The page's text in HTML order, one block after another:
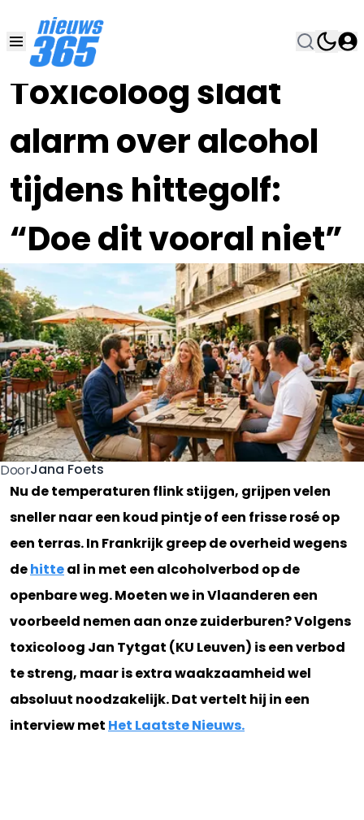
Toxicoloog slaat
alarm over alcohol
tijdens hittegolf:
“Doe dit vooral niet”
22 JUN , 19:00•
DoorJana Foets
Nu de temperaturen flink stijgen, grijpen velen
sneller naar een koud pintje of een frisse rosé op
een terras. In Frankrijk greep de overheid wegens
dehitteal in met een alcoholverbod op de
openbare weg. Moeten we in Vlaanderen een
voorbeeld nemen aan onze zuiderburen? Volgens
toxicoloog Jan Tytgat (KU Leuven) is een verbod
te streng, maar is extra waakzaamheid wel
absoluut noodzakelijk. Dat vertelt hij in een
interview met Het Laatste Nieuws.